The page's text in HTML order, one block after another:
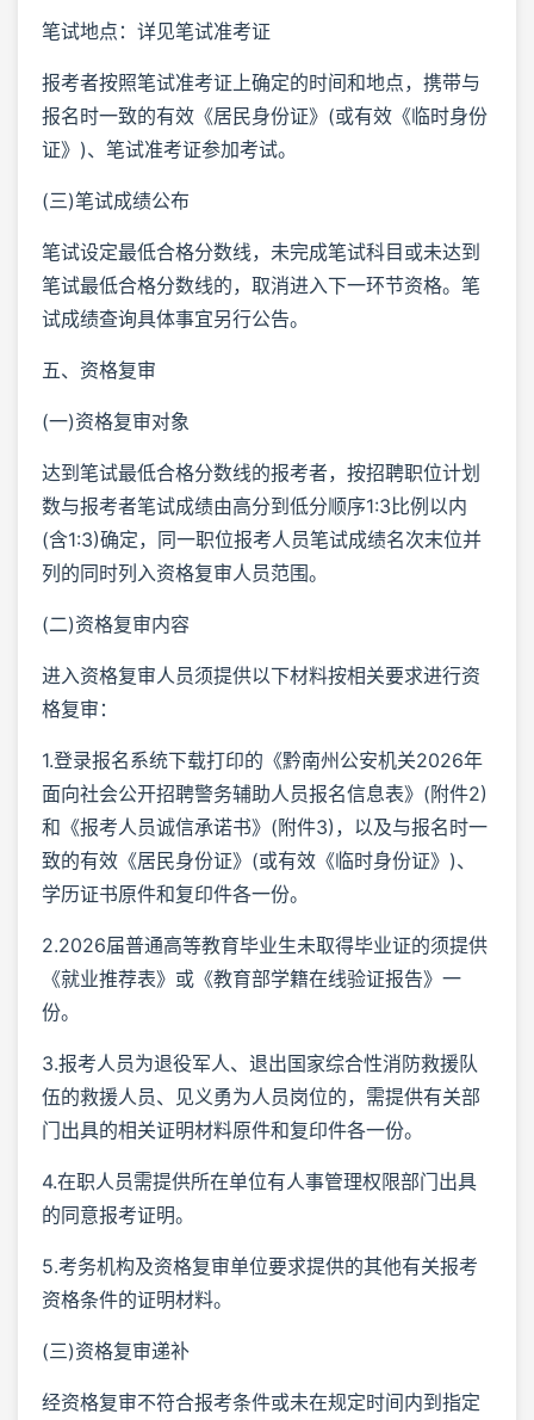
笔试地点：详见笔试准考证
报考者按照笔试准考证上确定的时间和地点，携带与
报名时一致的有效《居民身份证》(或有效《临时身份
证》)、笔试准考证参加考试。
(三)笔试成绩公布
笔试设定最低合格分数线，未完成笔试科目或未达到
笔试最低合格分数线的，取消进入下一环节资格。笔
试成绩查询具体事宜另行公告。
五、资格复审
(一)资格复审对象
达到笔试最低合格分数线的报考者，按招聘职位计划
数与报考者笔试成绩由高分到低分顺序1:3比例以内
(含1:3)确定，同一职位报考人员笔试成绩名次末位并
列的同时列入资格复审人员范围。
(二)资格复审内容
进入资格复审人员须提供以下材料按相关要求进行资
格复审：
1.登录报名系统下载打印的《黔南州公安机关2026年
面向社会公开招聘警务辅助人员报名信息表》(附件2)
和《报考人员诚信承诺书》(附件3)，以及与报名时一
致的有效《居民身份证》(或有效《临时身份证》)、
学历证书原件和复印件各一份。
2.2026届普通高等教育毕业生未取得毕业证的须提供
《就业推荐表》或《教育部学籍在线验证报告》一
份。
3.报考人员为退役军人、退出国家综合性消防救援队
伍的救援人员、见义勇为人员岗位的，需提供有关部
门出具的相关证明材料原件和复印件各一份。
4.在职人员需提供所在单位有人事管理权限部门出具
的同意报考证明。
5.考务机构及资格复审单位要求提供的其他有关报考
资格条件的证明材料。
(三)资格复审递补
经资格复审不符合报考条件或未在规定时间内到指定